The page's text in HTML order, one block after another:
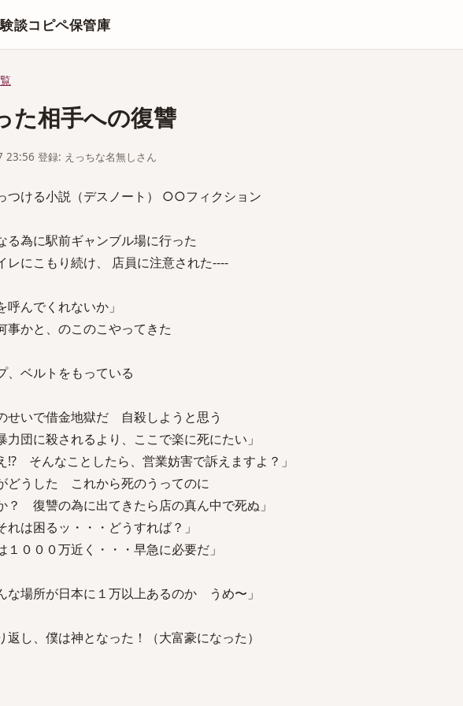
談コピペ保管庫
た相手への復讐
登録: えっちな名無しさん
つける小説（デスノート） ○○フィクション
る為に駅前ギャンブル場に行った
レにこもり続け、 店員に注意された----
呼んでくれないか」
事かと、のこのこやってきた
、ベルトをもっている
せいで借金地獄だ 自殺しようと思う
力団に殺されるより、ここで楽に死にたい」
!? そんなことしたら、営業妨害で訴えますよ？」
どうした これから死のうってのに
？ 復讐の為に出てきたら店の真ん中で死ぬ」
れは困るッ・・・どうすれば？」
１０００万近く・・・早急に必要だ」
な場所が日本に１万以上あるのか うめ〜」
返し、僕は神となった！（大富豪になった）